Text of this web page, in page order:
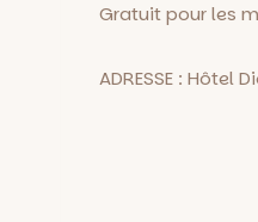
Gratuit pour les
ADRESSE : Hôtel